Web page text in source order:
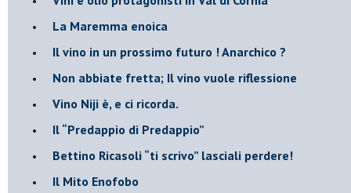
​La Maremma enoica
Il vino in un prossimo futuro ! Anarchico ?
​Non abbiate fretta; Il vino vuole riflessione
​Vino Niji è, e ci ricorda.
Il “Predappio di Predappio”
Bettino Ricasoli “ti scrivo” lasciali perdere!
Il Mito Enofobo